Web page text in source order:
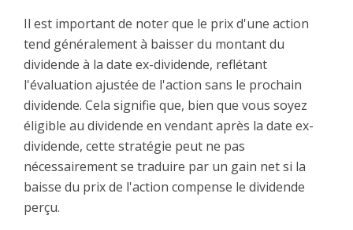
Il est important de noter que le prix d'une action
tend généralement à baisser du montant du
dividende à la date ex-dividende, reflétant
l'évaluation ajustée de l'action sans le prochain
dividende. Cela signifie que, bien que vous soyez
éligible au dividende en vendant après la date ex-
dividende, cette stratégie peut ne pas
nécessairement se traduire par un gain net si la
baisse du prix de l'action compense le dividende
perçu.